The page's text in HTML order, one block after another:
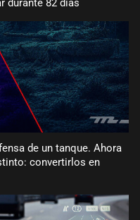
de un tanque. Ahora
convertirlos en